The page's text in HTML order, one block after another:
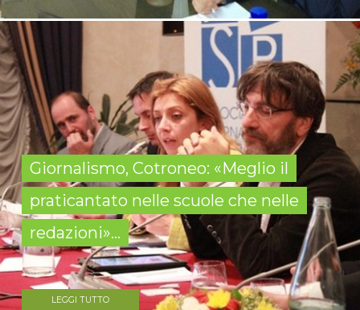
Giornalismo, Cotroneo: «Meglio il
praticantato nelle scuole che nelle
redazioni»...
LEGGI TUTTO